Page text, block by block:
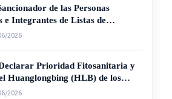
de las Personas
e Integrantes de Listas de
Elegibles y Meritorias del Poder
2026
Prioridad Fitosanitaria y
Huanglongbing (HLB) de los
Costa Rica (Ley N° 10950)
2026